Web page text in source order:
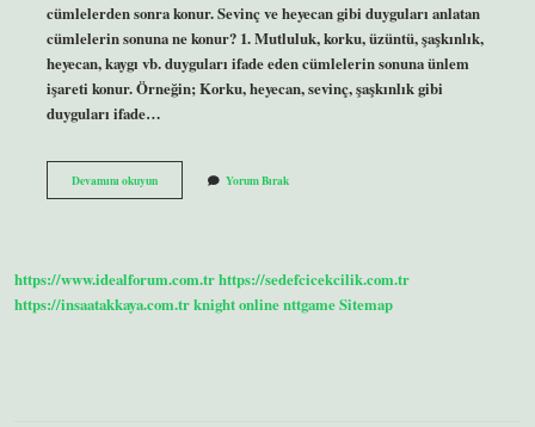
cümlelerden sonra konur. Sevinç ve heyecan gibi duyguları anlatan
cümlelerin sonuna ne konur? 1. Mutluluk, korku, üzüntü, şaşkınlık,
heyecan, kaygı vb. duyguları ifade eden cümlelerin sonuna ünlem
işareti konur. Örneğin; Korku, heyecan, sevinç, şaşkınlık gibi
duyguları ifade…
Devamını okuyunAşırı
Duygu
Konur
Yorum Bırak
https://www.idealforum.com.trhttps://sedefcicekcilik.com.tr
https://insaatakkaya.com.trknight onlinenttgameSitemap